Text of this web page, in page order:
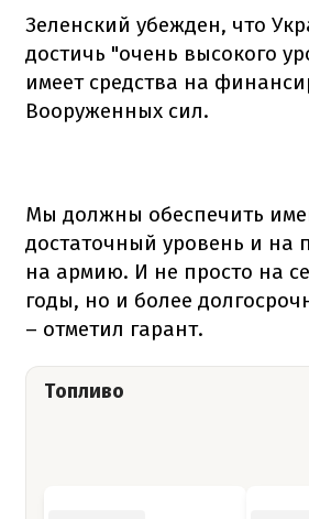
Зеленский убежден, что
достичь "очень высокого
имеет средства на
Вооруженных сил.
Мы должны обеспечить
достаточный уровень и на
на армию. И не просто на
годы, но и более
– отметил гарант.
Топливо